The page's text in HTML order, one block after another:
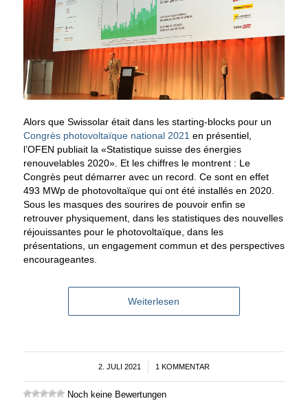
Alors que Swissolar était dans les starting-blocks pour un
Congrès photovoltaïque national 2021 en présentiel,
l’OFEN publiait la «Statistique suisse des énergies
renouvelables 2020». Et les chiffres le montrent : Le
Congrès peut démarrer avec un record. Ce sont en effet
493 MWp de photovoltaïque qui ont été installés en 2020.
Sous les masques des sourires de pouvoir enfin se
retrouver physiquement, dans les statistiques des nouvelles
réjouissantes pour le photovoltaïque, dans les
présentations, un engagement commun et des perspectives
encourageantes.
Weiterlesen
2. JULI 2021 1 KOMMENTAR
Noch keine Bewertungen